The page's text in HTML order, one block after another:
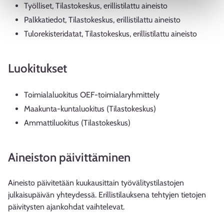
Työlliset, Tilastokeskus, erillistilattu aineisto
Palkkatiedot, Tilastokeskus, erillistilattu aineisto
Tulorekisteridatat, Tilastokeskus, erillistilattu aineisto
Luokitukset
Toimialaluokitus OEF-toimialaryhmittely
Maakunta-kuntaluokitus (Tilastokeskus)
Ammattiluokitus (Tilastokeskus)
Aineiston päivittäminen
Aineisto päivitetään kuukausittain työvälitystilastojen
julkaisupäivän yhteydessä. Erillistilauksena tehtyjen tietojen
päivitysten ajankohdat vaihtelevat.